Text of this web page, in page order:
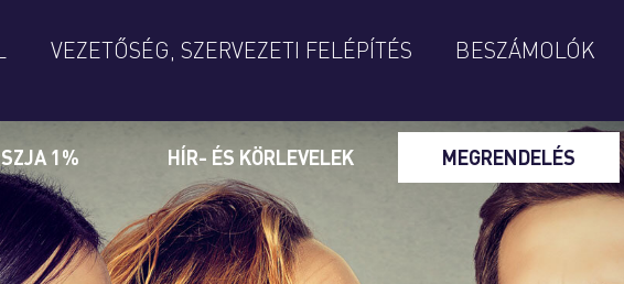
VEZETŐSÉG, SZERVEZETI FELÉPÍTÉS BESZÁMOLÓK
SZJA 1% HÍR- ÉS KÖRLEVELEK MEGRENDELÉS